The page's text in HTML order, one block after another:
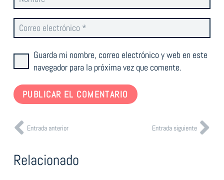
Guarda mi nombre, correo electrónico y web en este
navegador para la próxima vez que comente.
PUBLICAR EL COMENTARIO
Entrada anterior Entrada siguiente
Relacionado